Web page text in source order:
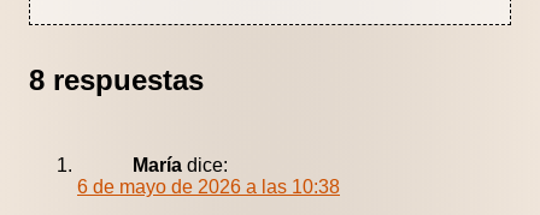
8 respuestas
María dice:
6 de mayo de 2026 a las 10:38